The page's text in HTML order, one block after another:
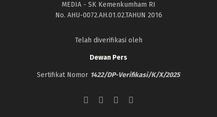
MEDIA - SK Kemenkumham RI
No. AHU-0072.AH.01.02.TAHUN 2016
Telah diverifikasi oleh
Dewan Pers
Sertifikat Nomor 1422/DP-Verifikasi/K/X/2025